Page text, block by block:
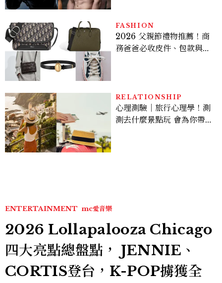
FASHION
2026 父親節禮物推薦！商
務爸爸必收皮件、包款與鞋
RELATIONSHIP
心理測驗｜旅行心理學！測
測去什麼景點玩 會為你帶來
ENTERTAINMENT mc愛音樂
2026 Lollapalooza Chicago
四大亮點總盤點， JENNIE、
CORTIS登台，K-POP擄獲全